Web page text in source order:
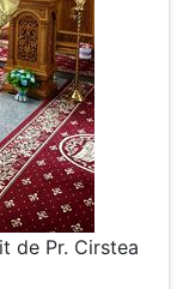
de Pr. Cirstea